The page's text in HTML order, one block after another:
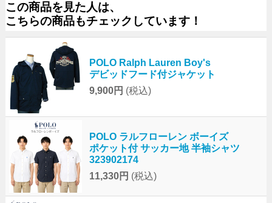
この商品を見た人は、
こちらの商品もチェックしています！
POLO Ralph Lauren Boy's
デビッドフード付ジャケット
9,900円 (税込)
POLO ラルフローレン ボーイズ
ポケット付 サッカー地 半袖シャツ
323902174
11,330円 (税込)